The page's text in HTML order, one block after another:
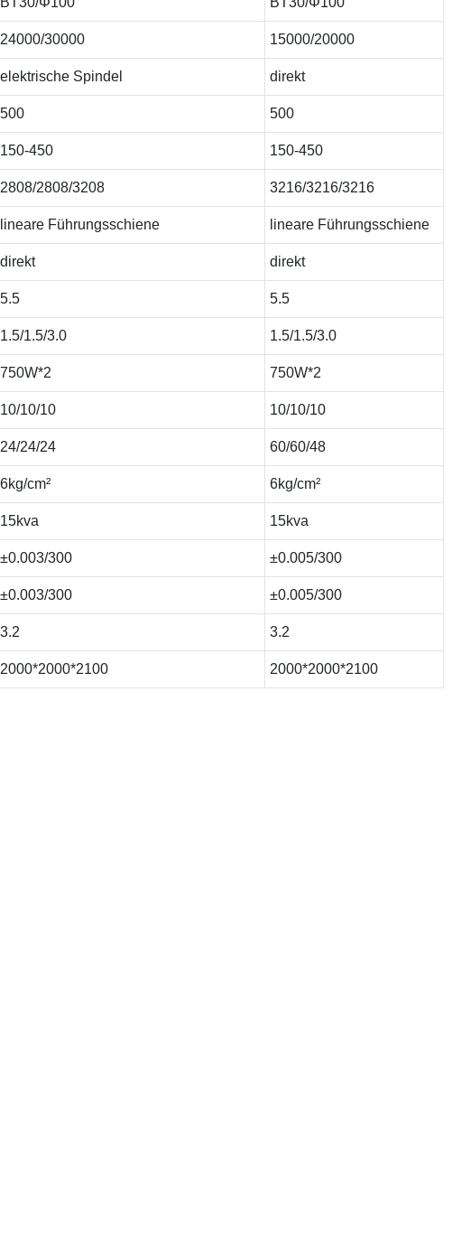
24000/30000 15000/20000
elektrische Spindel direkt
500 500
150-450 150-450
2808/2808/3208 3216/3216/3216
lineare Führungsschiene lineare Führungsschiene
direkt direkt
5.5 5.5
1.5/1.5/3.0 1.5/1.5/3.0
750W*2 750W*2
10/10/10 10/10/10
24/24/24 60/60/48
6kg/cm² 6kg/cm²
15kva 15kva
±0.003/300 ±0.005/300
±0.003/300 ±0.005/300
3.2 3.2
2000*2000*2100 2000*2000*2100